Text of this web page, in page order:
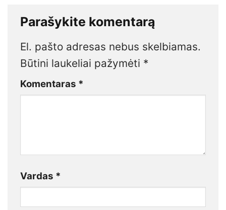
Parašykite komentarą
El. pašto adresas nebus skelbiamas.
Būtini laukeliai pažymėti *
Komentaras *
Vardas *